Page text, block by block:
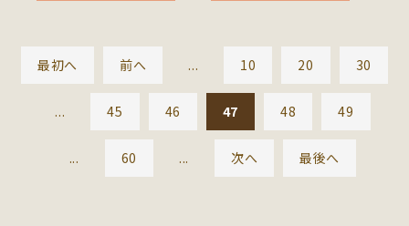
最初へ 前へ ... 10 20 30
... 45 46 47 48 49
... 60 ... 次へ 最後へ